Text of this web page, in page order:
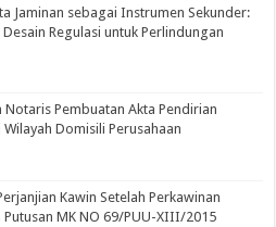
Jaminan sebagai Instrumen Sekunder:
Regulasi untuk Perlindungan
Notaris Pembuatan Akta Pendirian
Domisili Perusahaan
Kawin Setelah Perkawinan
MK NO 69/PUU-XIII/2015